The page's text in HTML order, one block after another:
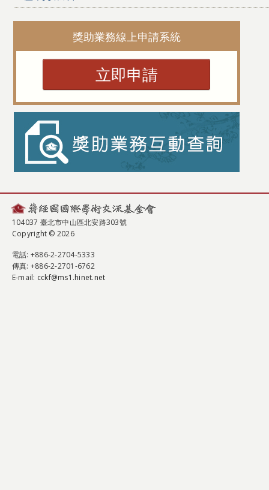
獎助業務線上申請系統
立即申請
104037 臺北市中山區北安路303號
Copyright © 2026
電話: +886-2-2704-5333
傳真: +886-2-2701-6762
E-mail: cckf@ms1.hinet.net